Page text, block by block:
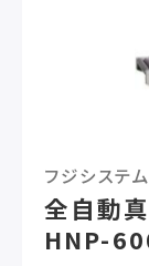
ンプ
さ
量
包
量
フジシステ
全自動
HNP-